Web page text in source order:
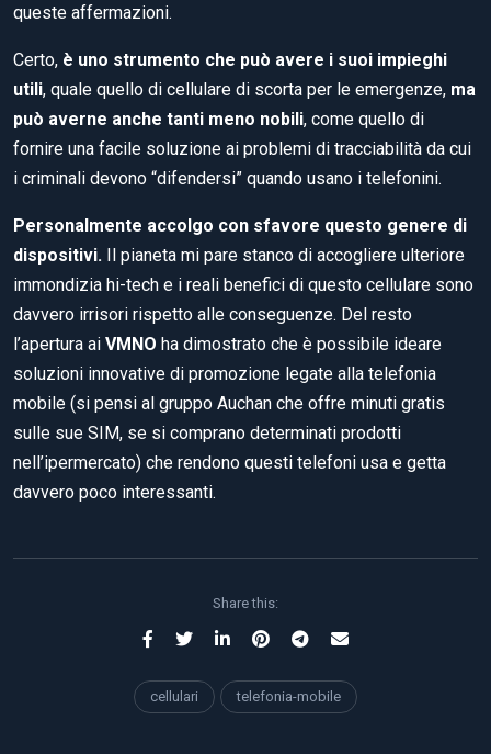
queste affermazioni.
Certo, è uno strumento che può avere i suoi impieghi
utili, quale quello di cellulare di scorta per le emergenze, ma
può averne anche tanti meno nobili, come quello di
fornire una facile soluzione ai problemi di tracciabilità da cui
i criminali devono “difendersi” quando usano i telefonini.
Personalmente accolgo con sfavore questo genere di
dispositivi. Il pianeta mi pare stanco di accogliere ulteriore
immondizia hi-tech e i reali benefici di questo cellulare sono
davvero irrisori rispetto alle conseguenze. Del resto
l’apertura ai VMNO ha dimostrato che è possibile ideare
soluzioni innovative di promozione legate alla telefonia
mobile (si pensi al gruppo Auchan che offre minuti gratis
sulle sue SIM, se si comprano determinati prodotti
nell’ipermercato) che rendono questi telefoni usa e getta
davvero poco interessanti.
Share this:
cellulari telefonia-mobile